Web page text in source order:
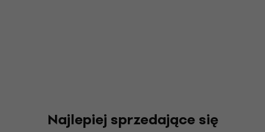
Najlepiej sprzedające się